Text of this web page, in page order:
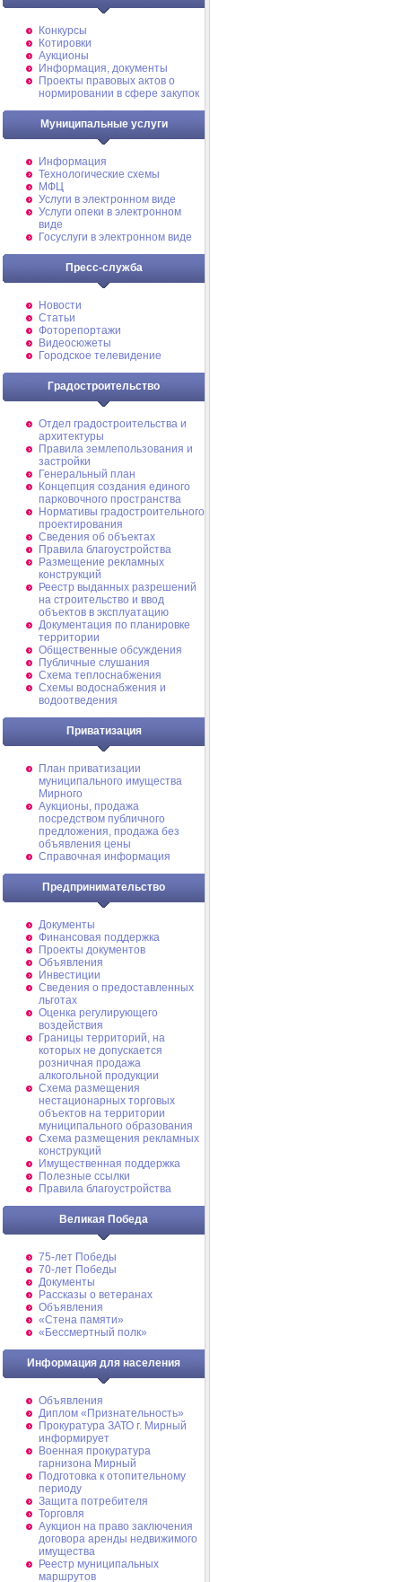
Конкурсы
Котировки
Аукционы
Информация, документы
Проекты правовых актов о
нормировании в сфере закупок
Муниципальные услуги
Информация
Технологические схемы
МФЦ
Услуги в электронном виде
Услуги опеки в электронном
виде
Госуслуги в электронном виде
Пресс-служба
Новости
Статьи
Фоторепортажи
Видеосюжеты
Городское телевидение
Градостроительство
Отдел градостроительства и
архитектуры
Правила землепользования и
застройки
Генеральный план
Концепция создания единого
парковочного пространства
Нормативы градостроительного
проектирования
Сведения об объектах
Правила благоустройства
Размещение рекламных
конструкций
Реестр выданных разрешений
на строительство и ввод
объектов в эксплуатацию
Документация по планировке
территории
Общественные обсуждения
Публичные слушания
Схема теплоснабжения
Схемы водоснабжения и
водоотведения
Приватизация
План приватизации
муниципального имущества
Мирного
Аукционы, продажа
посредством публичного
предложения, продажа без
объявления цены
Справочная информация
Предпринимательство
Документы
Финансовая поддержка
Проекты документов
Объявления
Инвестиции
Сведения о предоставленных
льготах
Оценка регулирующего
воздействия
Границы территорий, на
которых не допускается
розничная продажа
алкогольной продукции
Схема размещения
нестационарных торговых
объектов на территории
муниципального образования
Схема размещения рекламных
конструкций
Имущественная поддержка
Полезные ссылки
Правила благоустройства
Великая Победа
75-лет Победы
70-лет Победы
Документы
Рассказы о ветеранах
Объявления
«Стена памяти»
«Бессмертный полк»
Информация для населения
Объявления
Диплом «Признательность»
Прокуратура ЗАТО г. Мирный
информирует
Военная прокуратура
гарнизона Мирный
Подготовка к отопительному
периоду
Защита потребителя
Торговля
Аукцион на право заключения
договора аренды недвижимого
имущества
Реестр муниципальных
маршрутов